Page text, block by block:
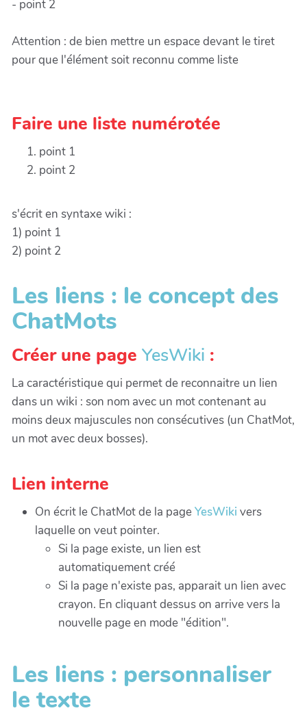
- point 2
Attention : de bien mettre un espace devant le tiret
pour que l'élément soit reconnu comme liste
Faire une liste numérotée
point 1
point 2
s'écrit en syntaxe wiki :
1) point 1
2) point 2
Les liens : le concept des
ChatMots
Créer une page YesWiki :
La caractéristique qui permet de reconnaitre un lien
dans un wiki : son nom avec un mot contenant au
moins deux majuscules non consécutives (un ChatMot,
un mot avec deux bosses).
Lien interne
On écrit le ChatMot de la pageYesWiki vers
laquelle on veut pointer.
Si la page existe, un lien est
automatiquement créé
Si la page n'existe pas, apparait un lien avec
crayon. En cliquant dessus on arrive vers la
nouvelle page en mode "édition".
Les liens : personnaliser
le texte